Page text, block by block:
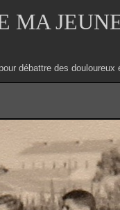
MA
débattre des